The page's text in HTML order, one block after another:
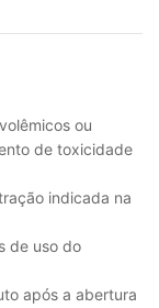
ou
de toxicidade
indicada na
de uso do
após a abertura